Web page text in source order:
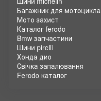
Багажник для мотоцикла
Мото захист
Каталог ferodo
Bmw запчастини
Шини pirelli
Хонда дио
Свічка запалювання
Ferodo каталог